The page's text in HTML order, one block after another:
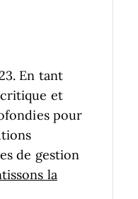
En tant
et
pour
de gestion
la